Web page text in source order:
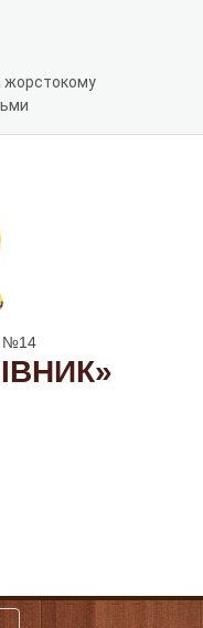
жорстокому
№14